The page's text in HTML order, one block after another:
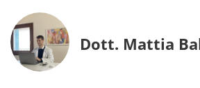
Dott. Mattia